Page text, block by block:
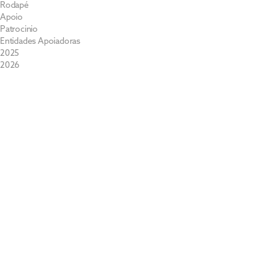
Rodapé
Apoio
Patrocinio
Entidades Apoiadoras
2025
2026